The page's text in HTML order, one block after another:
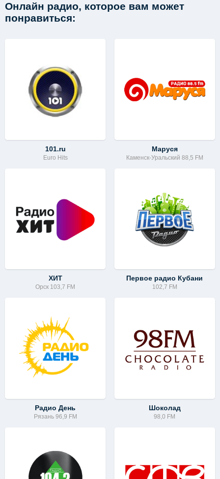
Онлайн радио, которое вам может
понравиться:
101.ru
Euro Hits
Маруся
Каменск-Уральский 88,5 FM
ХИТ
Орск 103,7 FM
Первое радио Кубани
102,7 FM
Радио День
Рязань 96,9 FM
Шоколад
98,0 FM